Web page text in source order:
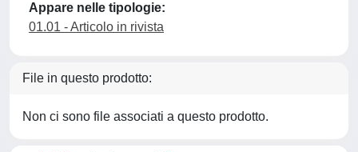
Appare nelle tipologie:
01.01 - Articolo in rivista
File in questo prodotto:
Non ci sono file associati a questo prodotto.